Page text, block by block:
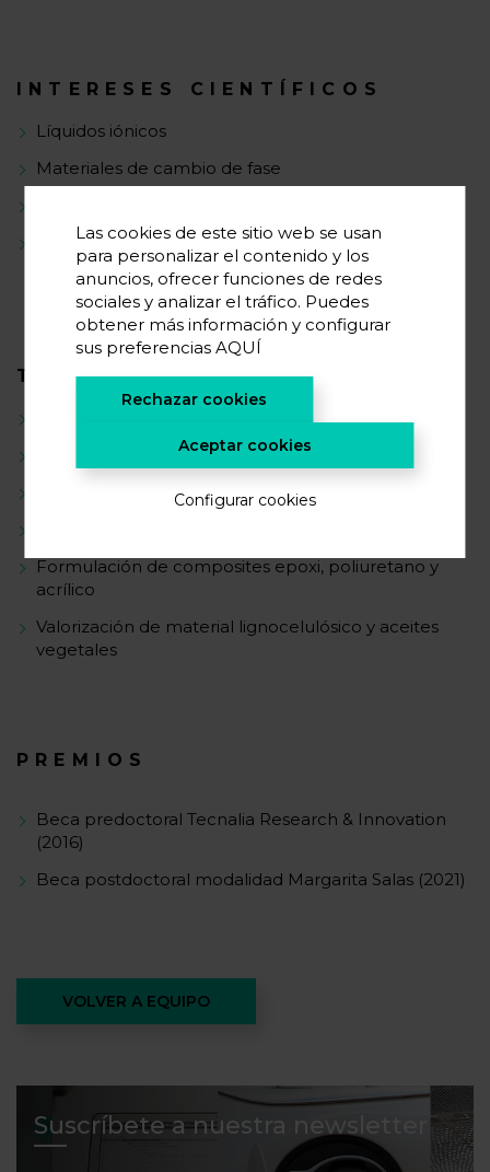
INTERESES CIENTÍFICOS
Líquidos iónicos
Materiales de cambio de fase
Formulación de compuestos bio-basados y
sostenibles
TRAYECTORIA CIENTÍFICA
Tratamiento de aguas residuales
Catálisis homogénea y heterogénea
Formulación de composites epoxi, poliuretano y
acrílico
Valorización de material lignocelulósico y aceites
vegetales
PREMIOS
Beca predoctoral Tecnalia Research & Innovation
(2016)
Beca postdoctoral modalidad Margarita Salas (2021)
VOLVER A EQUIPO
Suscríbete a nuestra newsletter
Las cookies de este sitio web se usan
para personalizar el contenido y los
anuncios, ofrecer funciones de redes
sociales y analizar el tráfico. Puedes
obtener más información y configurar
sus preferenciasAQUÍ
Rechazar cookies
Aceptar cookies
Configurar cookies